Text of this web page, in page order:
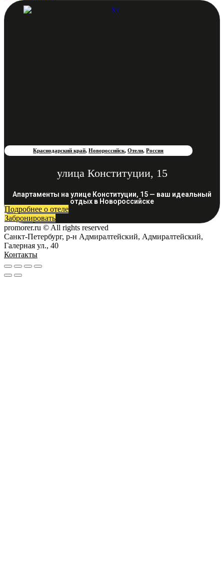
Краснодарский край,Новороссийск,Отели,Россия
улица Конституции, 15
Апартаменты на улице Конституции, 15 — ваш идеальный
отдых в Новороссийске
Подробнее о отеле
Забронировать
promorer.ru © All rights reserved
Санкт-Петербург, р-н Адмиралтейский, Адмиралтейский,
Галерная ул., 40
Контакты